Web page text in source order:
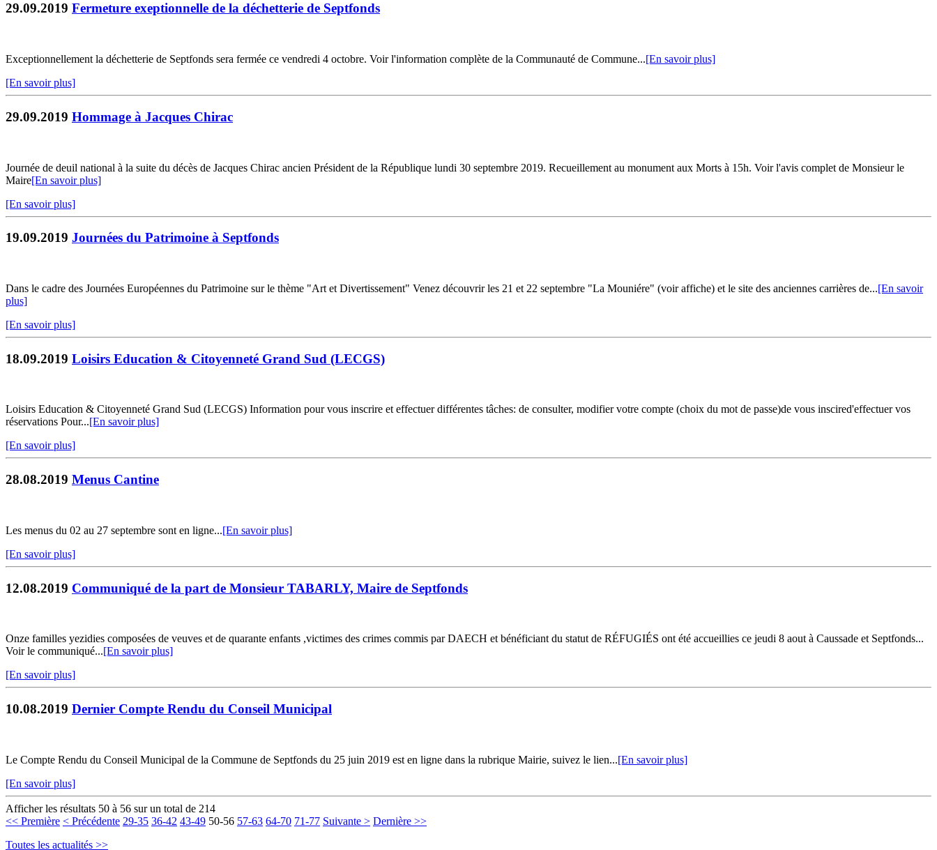
29.09.2019 Fermeture exeptionnelle de la déchetterie de Septfonds
Exceptionnellement la déchetterie de Septfonds sera fermée ce vendredi 4 octobre. Voir l'information complète de la Communauté de Commune...[En savoir plus]
[En savoir plus]
29.09.2019 Hommage à Jacques Chirac
Journée de deuil national à la suite du décès de Jacques Chirac ancien Président de la République lundi 30 septembre 2019. Recueillement au monument aux Morts à 15h. Voir l'avis complet de Monsieur le
Maire[En savoir plus]
[En savoir plus]
19.09.2019 Journées du Patrimoine à Septfonds
Dans le cadre des Journées Européennes du Patrimoine sur le thème "Art et Divertissement" Venez découvrir les 21 et 22 septembre "La Mouniére" (voir affiche) et le site des anciennes carrières de...[En savoir
plus]
[En savoir plus]
18.09.2019 Loisirs Education & Citoyenneté Grand Sud (LECGS)
Loisirs Education & Citoyenneté Grand Sud (LECGS) Information pour vous inscrire et effectuer différentes tâches: de consulter, modifier votre compte (choix du mot de passe)de vous inscired'effectuer vos
réservations Pour...[En savoir plus]
[En savoir plus]
28.08.2019 Menus Cantine
Les menus du 02 au 27 septembre sont en ligne...[En savoir plus]
[En savoir plus]
12.08.2019 Communiqué de la part de Monsieur TABARLY, Maire de Septfonds
Onze familles yezidies composées de veuves et de quarante enfants ,victimes des crimes commis par DAECH et bénéficiant du statut de RÉFUGIÉS ont été accueillies ce jeudi 8 aout à Caussade et Septfonds...
Voir le communiqué...[En savoir plus]
[En savoir plus]
10.08.2019 Dernier Compte Rendu du Conseil Municipal
Le Compte Rendu du Conseil Municipal de la Commune de Septfonds du 25 juin 2019 est en ligne dans la rubrique Mairie, suivez le lien...[En savoir plus]
[En savoir plus]
Afficher les résultats 50 à 56 sur un total de 214
<< Première < Précédente 29-35 36-42 43-49 50-56 57-63 64-70 71-77 Suivante > Dernière >>
Toutes les actualités >>